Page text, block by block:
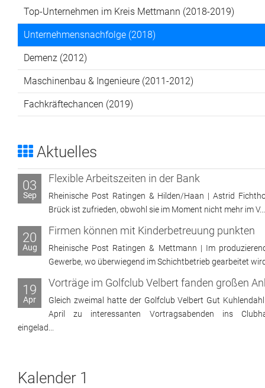
Top-Unternehmen im Kreis Mettmann (2018-2019)
Unternehmensnachfolge (2018)
Demenz (2012)
Maschinenbau & Ingenieure (2011-2012)
Fachkräftechancen (2019)
Aktuelles
03
Sep
Flexible Arbeitszeiten in der Bank
Rheinische Post Ratingen & Hilden/Haan | Astrid
Brück ist zufrieden, obwohl sie im Moment nicht mehr im V...
20
Aug
Firmen können mit Kinderbetreuung punkten
Rheinische Post Ratingen & Mettmann | Im
Gewerbe, wo überwiegend im Schichtbetrieb gearbeitet
19
Apr
Gleich zweimal hatte der Golfclub Velbert Gut
April zu interessanten Vortragsabenden ins
eingelad...
Kalender 1